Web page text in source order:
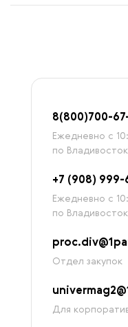
8(800)700-
Ежедневно с
по
+7 (908) 999-
Ежедневно с
по
Отдел закупок
Для